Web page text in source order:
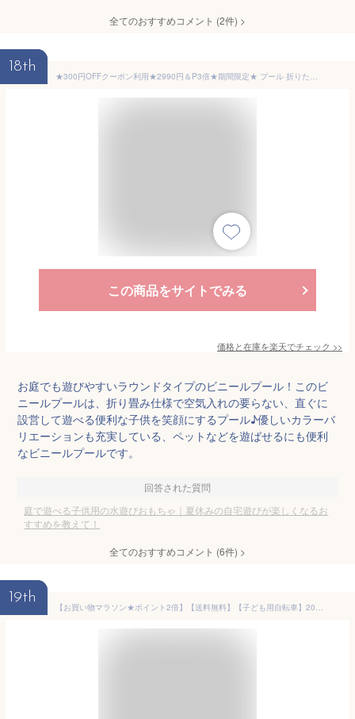
全てのおすすめコメント (2件) >
18th
★300円OFFクーポン利用★2990円＆P3倍★期間限定★ プール 折りたたみ 空気入れ不要 120cm×30cm 送料無料 【子供たちを笑顔にするプール】 犬用プール 犬 プール ペットプール ビニールプール ベランダ 屋内 家庭用 くすみ ピンク ブルー かわいい 【当日発送】
この商品をサイトでみる
価格と在庫を楽天でチェック >>
お庭でも遊びやすいラウンドタイプのビニールプール！このビ
ニールプールは、折り畳み仕様で空気入れの要らない、直ぐに
設営して遊べる便利な子供を笑顔にするプール♪優しいカラーバ
リエーションも充実している、ペットなどを遊ばせるにも便利
なビニールプールです。
回答された質問
庭で遊べる子供用の水遊びおもちゃ｜夏休みの自宅遊びが楽しくなるお
すすめを教えて！
全てのおすすめコメント (6件) >
19th
【お買い物マラソン★ポイント2倍】【送料無料】【子ども用自転車】20インチ 本格派マウンテンバイク ダブルディスク サスペンション 小さくても本格派 20インチハードテール 街中・林道、山道 RAPTORS2.0 クリスマス プレゼント 誕生日 入学祝い 男の子